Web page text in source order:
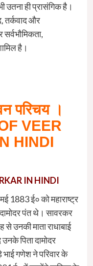
उतना ही प्रासंगिक है।
तर्कवाद और
है।
परिचय ।
VEER
HINDI
IN HINDI
1883 ई० को महाराष्ट्र
पंत थे। सावरकर
उनकी माता राधाबाई
पिता दामोदर
गणेश ने परिवार के